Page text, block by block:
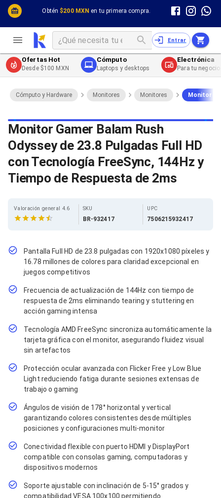
Obtén $200 MXN en tu primera compra.
Cómputo y Hardware
Desktop y Portátiles
Impresión y Consumibles
Celulares y Telefonía
Energía
Entrar
Cómputo y Hardware
Cables
Cables PC
Cables PC USB
Cables PC Serial
Cables PC SATA / eSATA
Cables PC SAS
Cables PC VGA / HD15
Cables de Audio / Video HDMI
Cables de Audio / Video VGA
Cables de Audio / Video RCA
Cables de Audio / Video Toslink
Cables de Audio / Video DVI
Cables de Energía
Cables de Poder (Interno)
Cables de Poder (Externo)
Cables Fibra Óptica
Cables SFP+
Jacks de Red
Conectores
Tapas y Cajas
Pinzas Ponchadoras
Probadores de Cable
Cortadoras de Cable
Protectores para Cables
Cables para Impresoras
Bobinas
Cableado Estructurado
Sujetadores de Cables
Cinchos
Adaptadores
Adaptadores PC
Adaptadores PC USB
Adaptadores PC Serial
Adaptadores PC SATA
Adaptadores PC IDE
Adaptadores PC Teclado
Bluetooth
Adaptadores Video
Adaptadores Video DisplayPort
Divisores de Video
Adaptadores Video HDMI
Ofertas Hot
Desde $100 MXN
Cómputo
Laptops y desktops
Electrónica
Para tu
Cómputo y Hardware Monitores Monitores Monitor
Monitor Gamer Balam Rush
Odyssey de 23.8 Pulgadas Full HD
con Tecnología FreeSync, 144Hz y
Tiempo de Respuesta de 2ms
Valoración general 4.6 SKU
BR-932417
UPC
7506215932417
Pantalla Full HD de 23.8 pulgadas con 1920x1080 píxeles y
16.78 millones de colores para claridad excepcional en
juegos competitivos
Frecuencia de actualización de 144Hz con tiempo de
respuesta de 2ms eliminando tearing y stuttering en
acción gaming intensa
Tecnología AMD FreeSync sincroniza automáticamente la
tarjeta gráfica con el monitor, asegurando fluidez visual
sin artefactos
Protección ocular avanzada con Flicker Free y Low Blue
Light reduciendo fatiga durante sesiones extensas de
trabajo o gaming
Ángulos de visión de 178° horizontal y vertical
garantizando colores consistentes desde múltiples
posiciones y configuraciones multi-monitor
Conectividad flexible con puerto HDMI y DisplayPort
compatible con consolas gaming, computadoras y
dispositivos modernos
Soporte ajustable con inclinación de 5-15° grados y
compatibilidad VESA 100x100 permitiendo